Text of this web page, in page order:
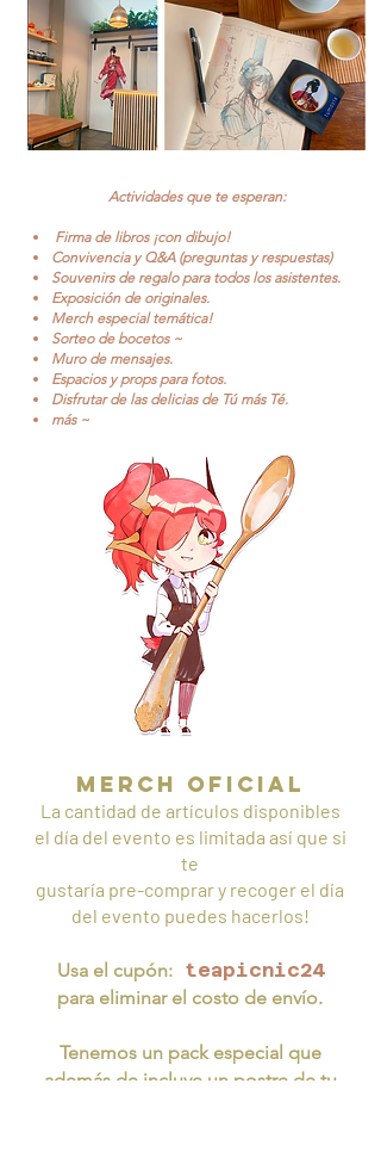
Actividades que te esperan:
Firma de libros ¡con dibujo!
Convivencia y Q&A (preguntas y respuestas)
Souvenirs de regalo para todos los asistentes.
Exposición de originales.
Merch especial temática!
Sorteo de bocetos ~
Muro de mensajes.
Espacios y props para fotos.
Disfrutar de las delicias de Tú más Té.
más ~
MERCH OFICIAL
La cantidad de artículos disponibles
el día del evento es limitada así que si
te
gustaría pre-comprar y recoger el día
del evento puedes hacerlos!
Usa el cupón:
teapicnic24
para eliminar el costo de envío.
Tenemos un pack especial que
además de incluye un postre de tu